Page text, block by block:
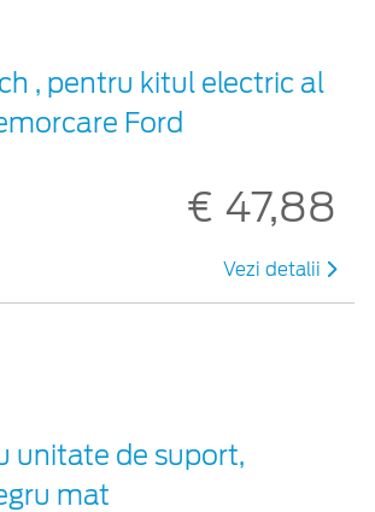
, pentru kitul electric al
Ford
€ 47,88
Vezi detalii
unitate de suport,
mat